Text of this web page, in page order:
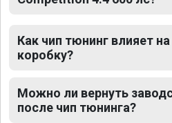
Как чип тюнинг влияет
коробку?
Можно ли вернуть
после чип тюнинга?